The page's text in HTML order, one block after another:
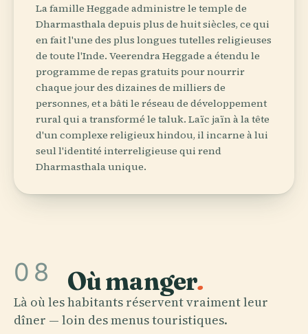
La famille Heggade administre le temple de
Dharmasthala depuis plus de huit siècles, ce qui
en fait l'une des plus longues tutelles religieuses
de toute l'Inde. Veerendra Heggade a étendu le
programme de repas gratuits pour nourrir
chaque jour des dizaines de milliers de
personnes, et a bâti le réseau de développement
rural qui a transformé le taluk. Laïc jaïn à la tête
d'un complexe religieux hindou, il incarne à lui
seul l'identité interreligieuse qui rend
Dharmasthala unique.
08 Où manger.
Là où les habitants réservent vraiment leur
dîner — loin des menus touristiques.